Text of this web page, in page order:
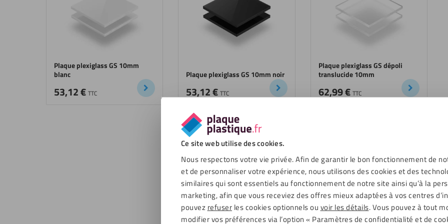
Ce site web utilise des cookies.
Nous respectons votre vie privée. Afin de garantir le bon fonctionnement de
et de personnaliser votre expérience, nous utilisons des cookies et des
similaires qui sont essentiels au fonctionnement de notre site ainsi qu’à la
marketing, afin que vous receviez des offres mieux adaptées à vos centres
pouvez refuser les cookies optionnels ou voir les détails. Vous pouvez à tout
modifier vos préférences via l’option « Paramètres de confidentialité et de
Plaque plexiglass GS 10mm
blanc
53,12€ TTC
Plaque plexiglass GS 10mm noir
53,12€ TTC
Plaque plexiglass GS dépoli
translucide 10mm
62,99€ TTC